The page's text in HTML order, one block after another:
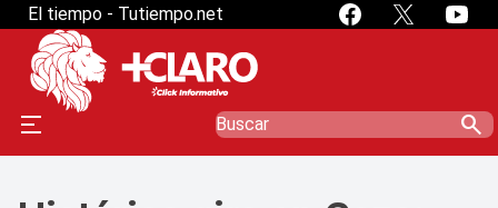
El tiempo - Tutiempo.net
search